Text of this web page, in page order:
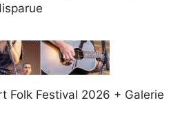
Folk Festival 2026 + Galerie